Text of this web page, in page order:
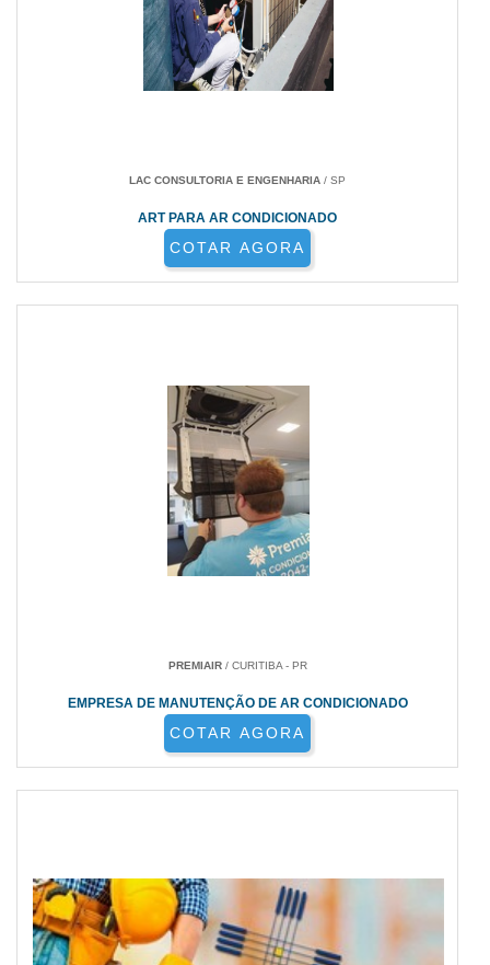
LAC CONSULTORIA E ENGENHARIA / SP
ART PARA AR CONDICIONADO
COTAR AGORA
PREMIAIR/ CURITIBA - PR
EMPRESA DE MANUTENÇÃO DE AR CONDICIONADO
COTAR AGORA